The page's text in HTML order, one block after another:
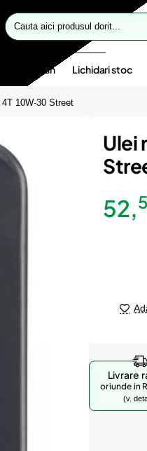
Cauta
aici
Oferte flash Lichidari stoc
10W-30 Street
Ulei
52,
Livrare
oriunde in
(v.